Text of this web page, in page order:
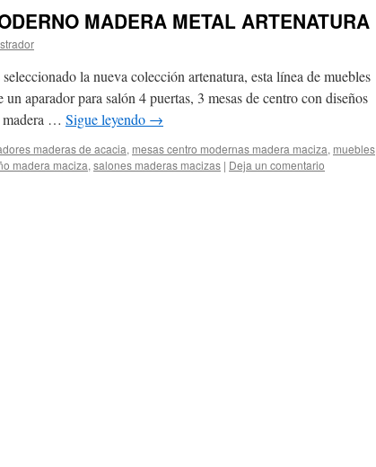
MADERA METAL ARTENATURA
la nueva colección artenatura, esta línea de muebles
aparador para salón 4 puertas, 3 mesas de centro con diseños
madera … Sigue leyendo →
maderas de acacia, mesas centro modernas madera maciza, muebles
madera maciza, salones maderas macizas | Deja un comentario